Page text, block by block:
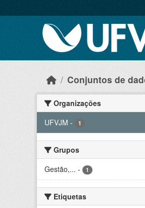
Conjuntos de
Organizações
UFVJM - 1
Grupos
Gestão,... - 1
Etiquetas